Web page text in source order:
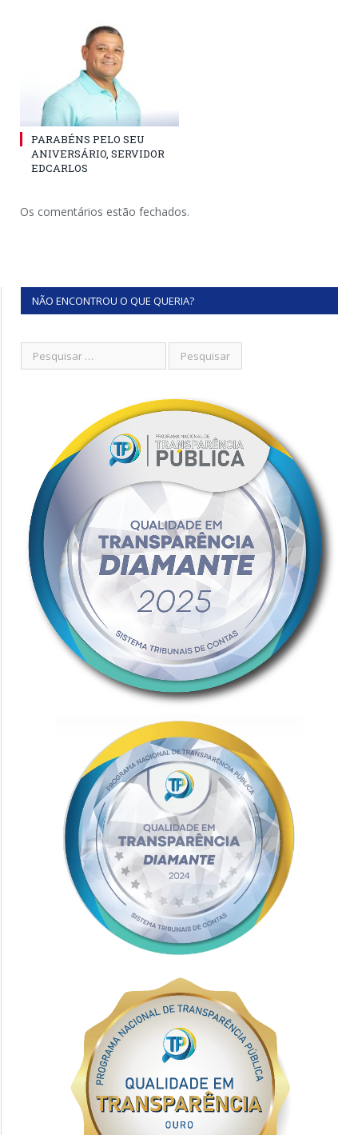
PARABÉNS PELO SEU
ANIVERSÁRIO, SERVIDOR
EDCARLOS
Os comentários estão fechados.
NÃO ENCONTROU O QUE QUERIA?